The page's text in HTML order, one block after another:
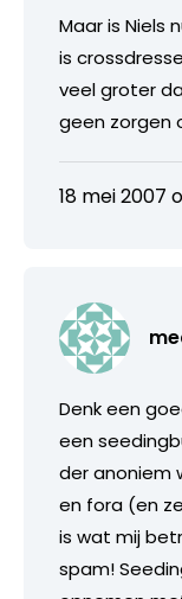
Maar is Niels
is
veel groter
geen zorgen
18 mei 2007
Denk een
een
der anoniem
en fora (en
is wat mij
spam!